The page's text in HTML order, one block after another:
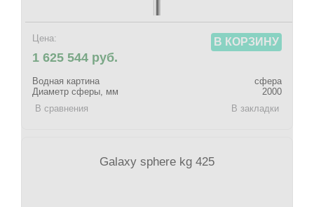
Цена:
1 625 544 руб.
В КОРЗИНУ
Водная картина
сфера
Диаметр сферы, мм
2000
В сравнения
В закладки
Galaxy sphere kg 425